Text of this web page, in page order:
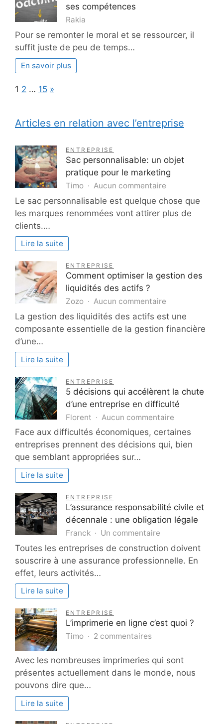
ses compétences
Rakia
Pour se remonter le moral et se ressourcer, il
suffit juste de peu de temps…
En savoir plus
Page:
1 2 … 15 Next
»
Articles en relation avec l’entreprise
ENTREPRISE
Sac personnalisable: un objet
pratique pour le marketing
Timo Aucun commentaire
un
marketing
Le sac personnalisable est quelque chose que
les marques renommées vont attirer plus de
clients.…
Lire la suite
ENTREPRISE
Comment optimiser la gestion des
liquidités des actifs ?
Zozo Aucun commentaire
Comment
optimiser
la
actifs
La gestion des liquidités des actifs est une
composante essentielle de la gestion financière
d’une…
Lire la suite
ENTREPRISE
5 décisions qui accélèrent la chute
d’une entreprise en difficulté
Florent Aucun commentaire
5
décisions
qui
entreprise
en
difficulté
Face aux difficultés économiques, certaines
entreprises prennent des décisions qui, bien
que semblant appropriées sur…
Lire la suite
ENTREPRISE
L’assurance responsabilité civile et
décennale : une obligation légale
Franck Un commentaire
L’assurance
responsabilité
civile
obligation
légale
Toutes les entreprises de construction doivent
souscrire à une assurance professionnelle. En
effet, leurs activités…
Lire la suite
ENTREPRISE
L’imprimerie en ligne c’est quoi ?
Timo 2 commentaires
en
ligne
Avec les nombreuses imprimeries qui sont
présentes actuellement dans le monde, nous
pouvons dire que…
Lire la suite